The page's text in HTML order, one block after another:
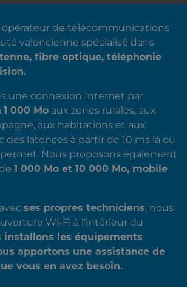
de télécommunications
valencienne spécialisé dans
fibre optique, téléphonie
une connexion Internet par
1 000 Mo aux zones rurales, aux
aux habitations et aux
des latences à partir de 10 ms là où
Nous proposons également
1 000 Mo et 10 000 Mo, mobile
ses propres techniciens, nous
Wi-Fi à l'intérieur du
installons les équipements
apportons une assistance de
vous en avez besoin.